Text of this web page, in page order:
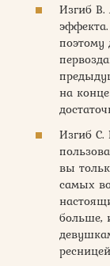
Изгиб В.
поэтому
на
Изгиб С.
вы
самых
больше,